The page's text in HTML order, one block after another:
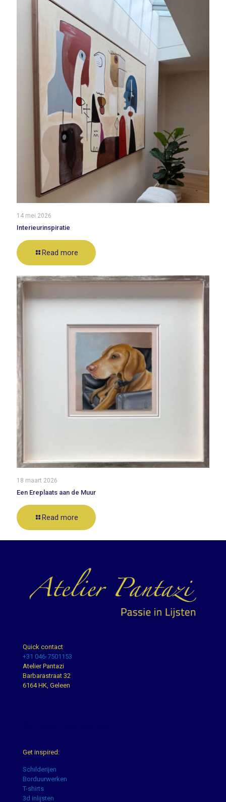
14 mei 2026
Interieurinspiratie
Read more
18 maart 2026
Een Ereplaats aan de Muur
Read more
Quick contact
+31 046-7501153
Atelier Pantazi
Barbarastraat 32
6164 HK, Geleen
Get inspired:
Schilderijen
Borduurwerken
T-shirts
3d inlijsten